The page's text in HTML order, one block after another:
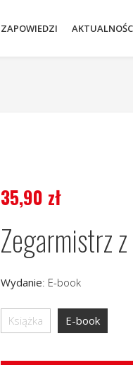
ZAPOWIEDZI
35,90 zł
Zegarmistrz
Wydanie: E-book
Książka E-book